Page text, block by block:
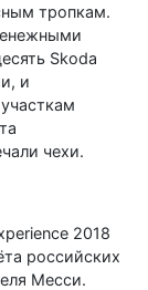
тропкам.
Skoda
и
чехи.
2018
российских
Месси.